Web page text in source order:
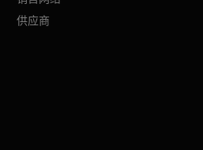
供应商